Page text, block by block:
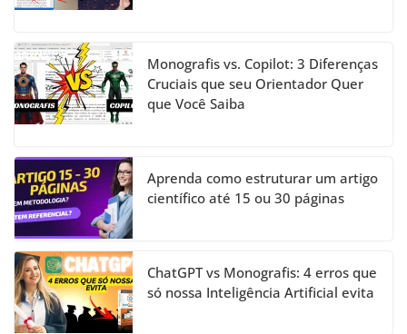
Monografis vs. Copilot: 3 Diferenças
Cruciais que seu Orientador Quer
que Você Saiba
Aprenda como estruturar um artigo
científico até 15 ou 30 páginas
ChatGPT vs Monografis: 4 erros que
só nossa Inteligência Artificial evita